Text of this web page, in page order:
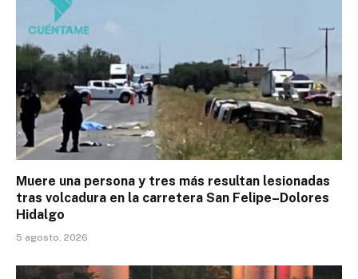
Muere una persona y tres más resultan lesionadas
tras volcadura en la carretera San Felipe–Dolores
Hidalgo
5 agosto, 2026